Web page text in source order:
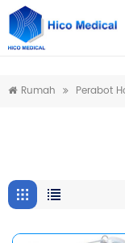
https://
Rumah Perabot